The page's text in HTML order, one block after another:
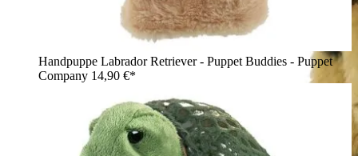
Handpuppe Labrador Retriever - Puppet Buddies - Puppet
Company 14,90 €*